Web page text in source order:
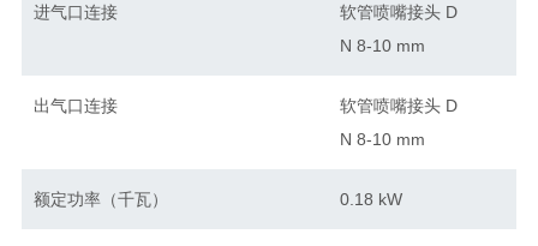
进气口连接
软管喷嘴接头 D
N 8-10 mm
出气口连接
软管喷嘴接头 D
N 8-10 mm
额定功率（千瓦） 0.18 kW